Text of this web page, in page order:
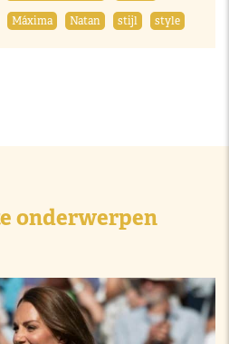
Máxima Natan stijl style
onderwerpen